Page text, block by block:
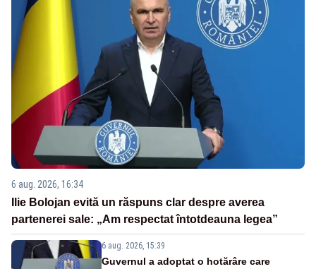
6 aug. 2026, 16:34
Ilie Bolojan evită un răspuns clar despre averea
partenerei sale: „Am respectat întotdeauna legea”
6 aug. 2026, 15:39
Guvernul a adoptat o hotărâre care